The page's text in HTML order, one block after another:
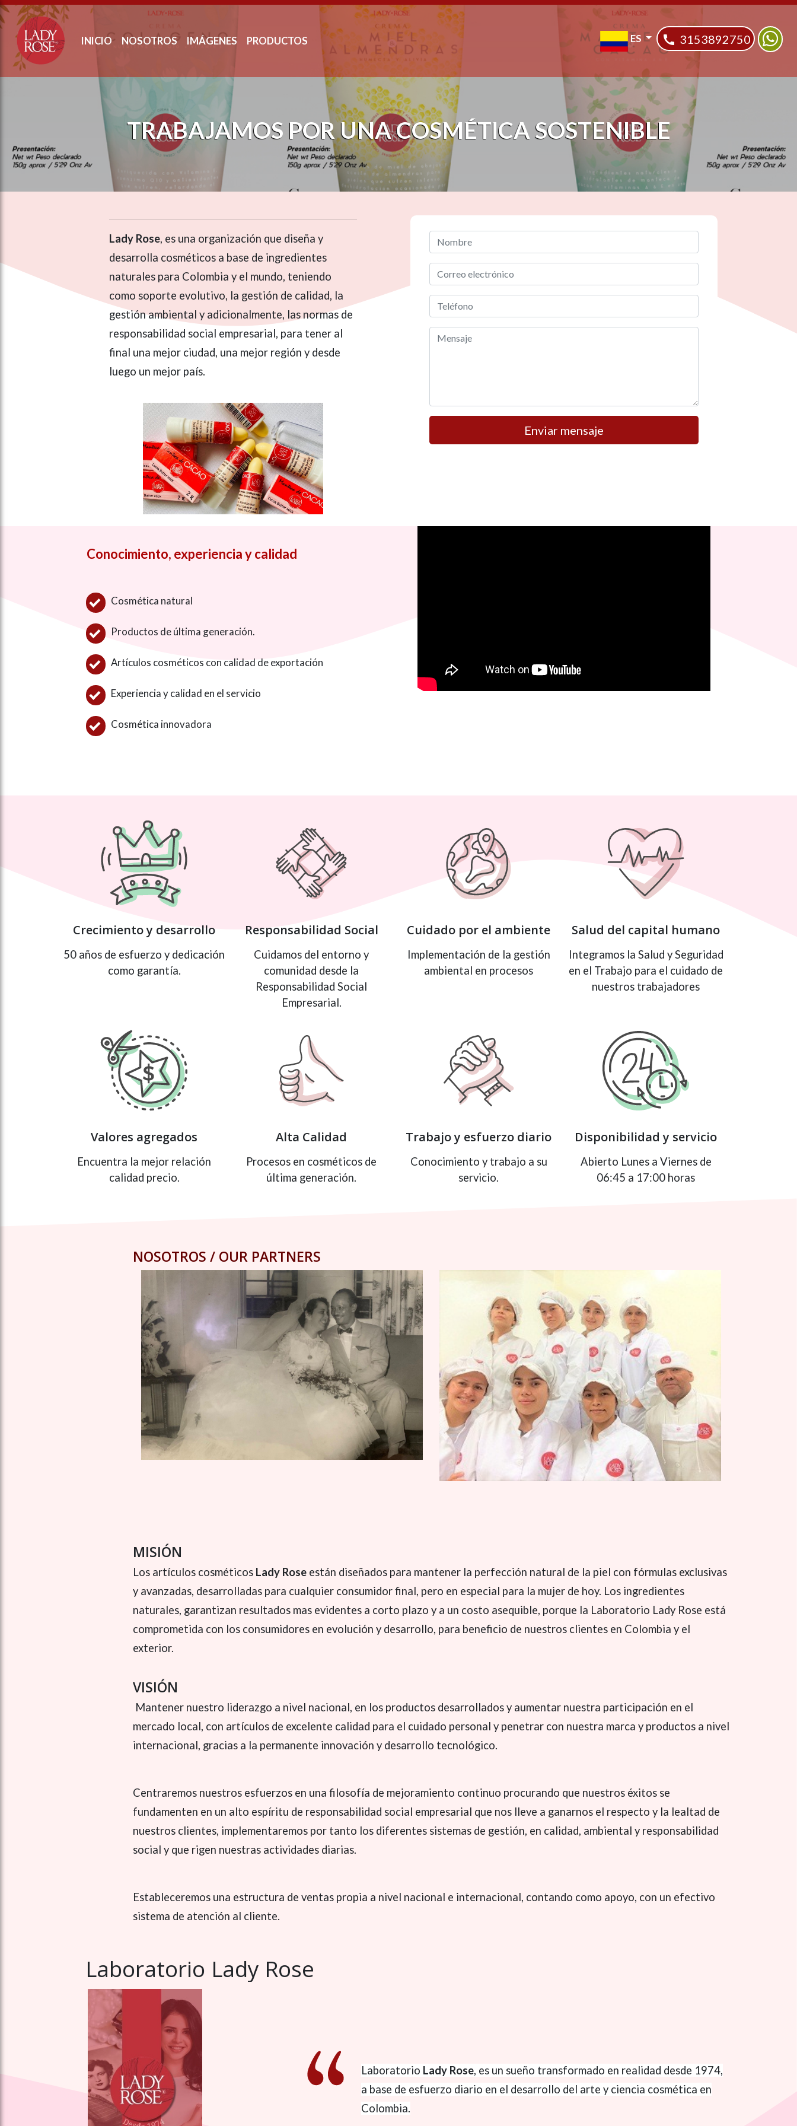
slideout menu.
INICIO NOSOTROS IMÁGENES PRODUCTOS ES 3153892750
TRABAJAMOS POR UNA COSMÉTICA SOSTENIBLE
Lady Rose, es una organización que diseña y
desarrolla cosméticos a base de ingredientes
naturales para Colombia y el mundo, teniendo
como soporte evolutivo, la gestión de calidad, la
gestión ambiental y adicionalmente, las normas de
responsabilidad social empresarial, para tener al
final una mejor ciudad, una mejor región y desde
luego un mejor país.
Conocimiento, experiencia y calidad
Cosmética natural
Productos de última generación.
Artículos cosméticos con calidad de exportación
Experiencia y calidad en el servicio
Cosmética innovadora
Crecimiento y desarrollo
50 años de esfuerzo y dedicación
como garantía.
Responsabilidad Social
Cuidamos del entorno y
comunidad desde la
Responsabilidad Social
Empresarial.
Cuidado por el ambiente
Implementación de la gestión
ambiental en procesos
Salud del capital humano
Integramos la Salud y Seguridad
en el Trabajo para el cuidado de
nuestros trabajadores
Valores agregados
Encuentra la mejor relación
calidad precio.
Alta Calidad
Procesos en cosméticos de
última generación.
Trabajo y esfuerzo diario
Conocimiento y trabajo a su
servicio.
Disponibilidad y servicio
Abierto Lunes a Viernes de
06:45 a 17:00 horas
NOSOTROS / OUR PARTNERS
MISIÓN
Los artículos cosméticos Lady Rose están diseñados para mantener la perfección natural de la piel con fórmulas exclusivas
y avanzadas, desarrolladas para cualquier consumidor final, pero en especial para la mujer de hoy. Los ingredientes
naturales, garantizan resultados mas evidentes a corto plazo y a un costo asequible, porque la Laboratorio Lady Rose está
comprometida con los consumidores en evolución y desarrollo, para beneficio de nuestros clientes en Colombia y el
exterior.
VISIÓN
Mantener nuestro liderazgo a nivel nacional, en los productos desarrollados y aumentar nuestra participación en el
mercado local, con artículos de excelente calidad para el cuidado personal y penetrar con nuestra marca y productos a nivel
internacional, gracias a la permanente innovación y desarrollo tecnológico.
Centraremos nuestros esfuerzos en una filosofía de mejoramiento continuo procurando que nuestros éxitos se
fundamenten en un alto espíritu de responsabilidad social empresarial que nos lleve a ganarnos el respecto y la lealtad de
nuestros clientes, implementaremos por tanto los diferentes sistemas de gestión, en calidad, ambiental y responsabilidad
social y que rigen nuestras actividades diarias.
Estableceremos una estructura de ventas propia a nivel nacional e internacional, contando como apoyo, con un efectivo
sistema de atención al cliente.
Laboratorio Lady Rose
Laboratorio Lady Rose, es un sueño transformado en realidad desde 1974,
a base de esfuerzo diario en el desarrollo del arte y ciencia cosmética en
Colombia.